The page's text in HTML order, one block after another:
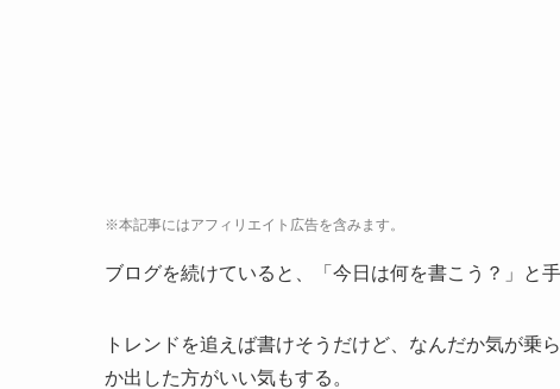
※本記事にはアフィリエイト広告を含みます。
ブログを続けていると、「今日は何を書こう？」と
トレンドを追えば書けそうだけど、なんだか気が乗
か出した方がいい気もする。